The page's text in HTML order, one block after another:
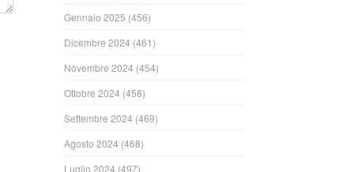
Gennaio 2025 (456)
Dicembre 2024 (461)
Novembre 2024 (454)
Ottobre 2024 (458)
Settembre 2024 (469)
Agosto 2024 (468)
Luglio 2024 (497)